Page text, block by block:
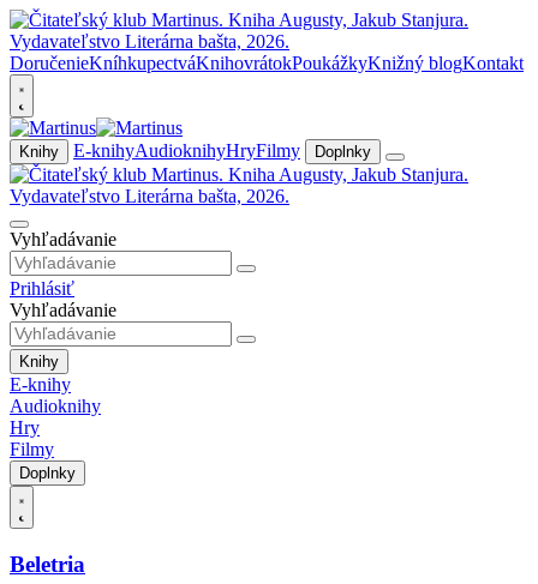
DoručenieKníhkupectváKnihovrátokPoukážkyKnižný blogKontakt
Knihy E-knihyAudioknihyHryFilmy Doplnky
Vyhľadávanie
Prihlásiť
Vyhľadávanie
Knihy
E-knihy
Audioknihy
Hry
Filmy
Doplnky
Beletria